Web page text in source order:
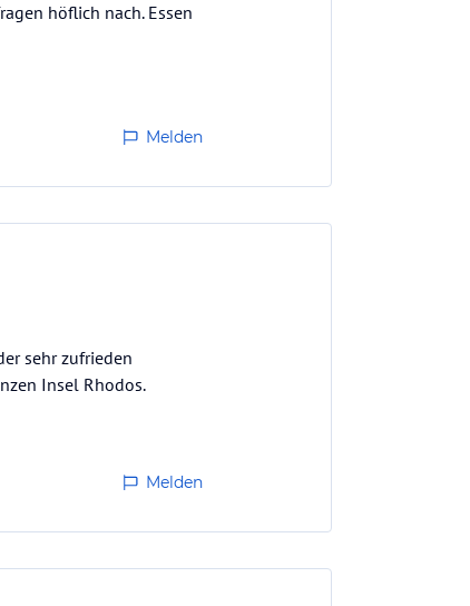
höflich nach. Essen
Melden
sehr zufrieden
Insel Rhodos.
Melden